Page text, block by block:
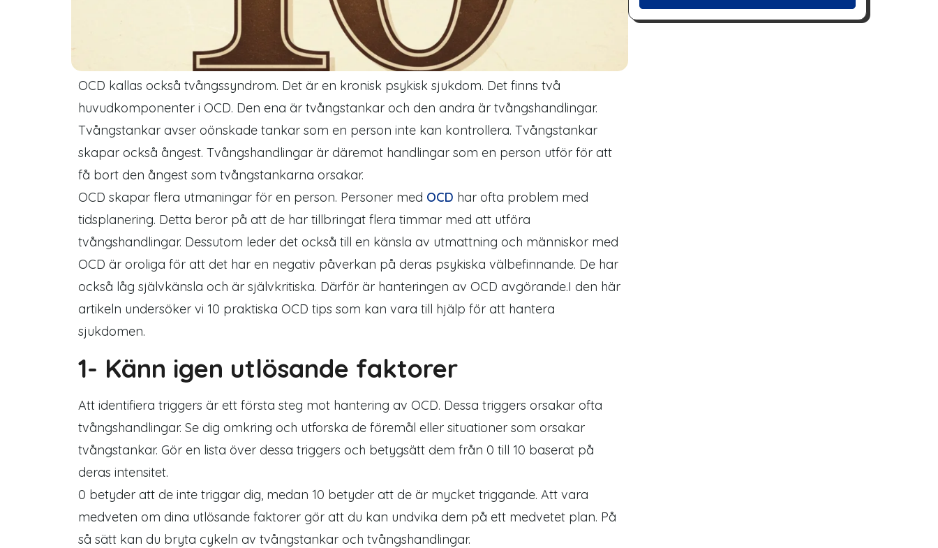
OCD kallas också tvångssyndrom. Det är en kronisk psykisk sjukdom. Det finns två
huvudkomponenter i OCD. Den ena är tvångstankar och den andra är tvångshandlingar.
Tvångstankar avser oönskade tankar som en person inte kan kontrollera. Tvångstankar
skapar också ångest. Tvångshandlingar är däremot handlingar som en person utför för att
få bort den ångest som tvångstankarna orsakar.
OCD skapar flera utmaningar för en person. Personer med OCD har ofta problem med
tidsplanering. Detta beror på att de har tillbringat flera timmar med att utföra
tvångshandlingar. Dessutom leder det också till en känsla av utmattning och människor med
OCD är oroliga för att det har en negativ påverkan på deras psykiska välbefinnande. De har
också låg självkänsla och är självkritiska. Därför är hanteringen av OCD avgörande.I den här
artikeln undersöker vi 10 praktiska OCD tips som kan vara till hjälp för att hantera
sjukdomen.
1- Känn igen utlösande faktorer
Att identifiera triggers är ett första steg mot hantering av OCD. Dessa triggers orsakar ofta
tvångshandlingar. Se dig omkring och utforska de föremål eller situationer som orsakar
tvångstankar. Gör en lista över dessa triggers och betygsätt dem från 0 till 10 baserat på
deras intensitet.
0 betyder att de inte triggar dig, medan 10 betyder att de är mycket triggande. Att vara
medveten om dina utlösande faktorer gör att du kan undvika dem på ett medvetet plan. På
så sätt kan du bryta cykeln av tvångstankar och tvångshandlingar.